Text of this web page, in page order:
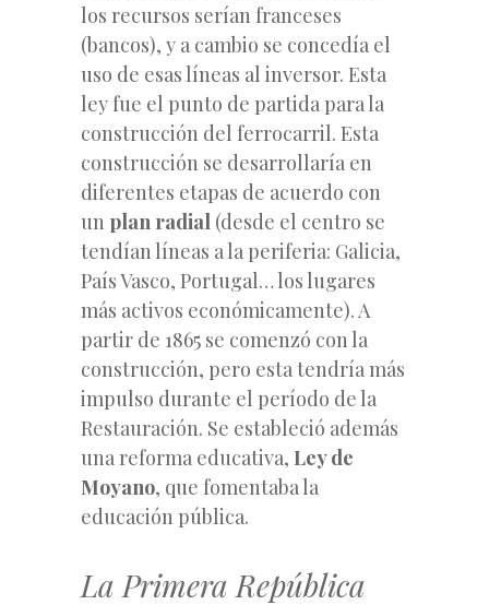
los recursos serían franceses
(bancos), y a cambio se concedía el
uso de esas líneas al inversor. Esta
ley fue el punto de partida para la
construcción del ferrocarril. Esta
construcción se desarrollaría en
diferentes etapas de acuerdo con
un plan radial (desde el centro se
tendían líneas a la periferia: Galicia,
País Vasco, Portugal… los lugares
más activos económicamente). A
partir de 1865 se comenzó con la
construcción, pero esta tendría más
impulso durante el período de la
Restauración. Se estableció además
una reforma educativa, Ley de
Moyano, que fomentaba la
educación pública.
La Primera República